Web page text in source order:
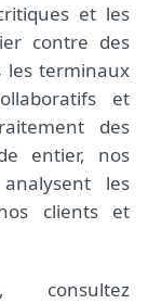
et les
contre des
les terminaux
et
des
entier, nos
les
clients et
consultez